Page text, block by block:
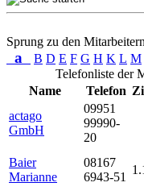
Sprung zu den
a B D E F G H K L M
Telefonliste der
Name
Telefon
actago
GmbH
09951
99990-
20
Baier
Marianne
08167
6943-51